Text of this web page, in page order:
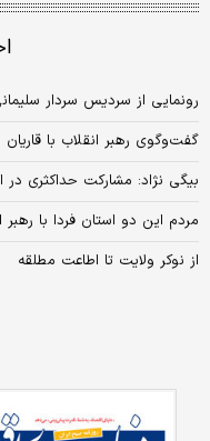
رونمایی از سردیس سردار
گفت‌وگوی رهبر انقلاب با
بیگی نژاد: مشارکت حداکثری در
مردم این دو استان‌ فردا با رهبر
از نوکر ولایت تا اطاعت مطلقه